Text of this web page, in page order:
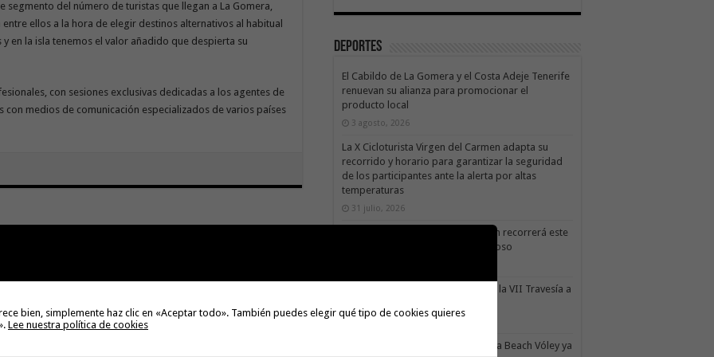
segmento del número de turistas que llegan a La Gomera,
ellos a la hora de elegir destinos alternativos al habitual
en la isla tenemos el valor añadido que despierta su
con sesiones exclusivas dedicadas a los agentes de
medios de comunicación especializados de varios países
Deportes
El Cabildo de La Gomera y el Costa Adeje Tenerife
renuevan su alianza para promocionar el
producto local
3 agosto, 2026
La X Cicloturista Virgen del Carmen adapta su
recorrido y horario para garantizar la seguridad
de los participantes ante la alerta por altas
temperaturas
31 julio, 2026
La X Cicloturista Virgen del Carmen recorrerá este
sábado los paisajes de Vallehermoso
Valle Gran Rey acoge este sábado la VII Travesía a
30 julio, 2026
El II torneo Autonómico Gomahara Beach Vóley ya
bien, simplemente haz clic en «Aceptar todo». También puedes elegir qué tipo de cookies quieres
Lee nuestra política de cookies